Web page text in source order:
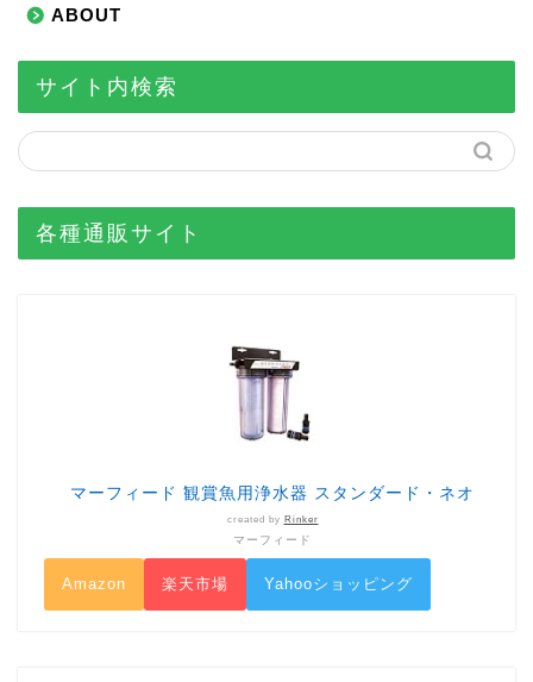
ABOUT
サイト内検索
各種通販サイト
マーフィード 観賞魚用浄水器 スタンダード・ネオ
created by Rinker
マーフィード
Amazon 楽天市場 Yahooショッピング